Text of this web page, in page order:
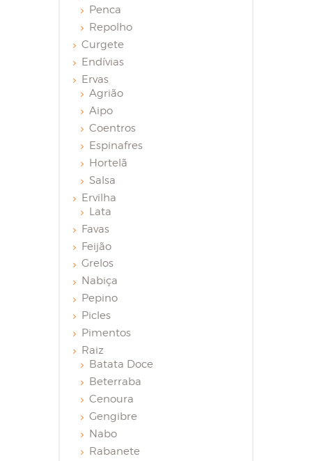
Penca
Repolho
Curgete
Endívias
Ervas
Agrião
Aipo
Coentros
Espinafres
Hortelã
Salsa
Ervilha
Lata
Favas
Feijão
Grelos
Nabiça
Pepino
Picles
Pimentos
Raiz
Batata Doce
Beterraba
Cenoura
Gengibre
Nabo
Rabanete